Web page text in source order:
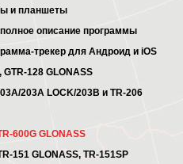
и планшеты
описание программы
трекер для Андроид и iOS
GTR-128 GLONASS
203A LOCK/203B и TR-206
600G GLONASS
151 GLONASS, TR-151SP